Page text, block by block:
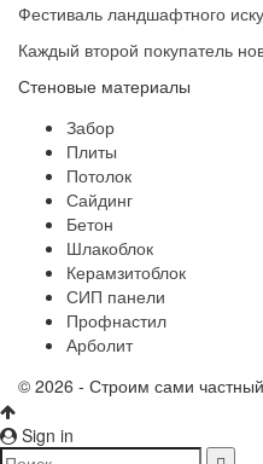
Фестиваль ландшафтного
Каждый второй покупатель
Стеновые материалы
Забор
Плиты
Потолок
Сайдинг
Бетон
Шлакоблок
Керамзитоблок
СИП панели
Профнастил
Арболит
© 2026 - Строим сами
Sign in